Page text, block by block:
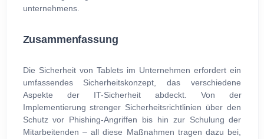
unternehmens.
Zusammenfassung
Die Sicherheit von Tablets im Unternehmen erfordert ein
umfassendes Sicherheitskonzept, das verschiedene
Aspekte der IT-Sicherheit abdeckt. Von der
Implementierung strenger Sicherheitsrichtlinien über den
Schutz vor Phishing-Angriffen bis hin zur Schulung der
Mitarbeitenden – all diese Maßnahmen tragen dazu bei,